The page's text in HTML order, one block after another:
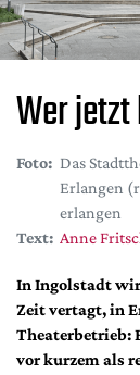
Festivals
Themen
Nachrufe
Medientipps
DdB-map
Kalender
Festival-
Wer
Foto: Das
Erlangen
erlangen
Text: Anne
In Ingolstadt
Zeit vertagt, in
Theaterbetrieb:
vor kurzem als